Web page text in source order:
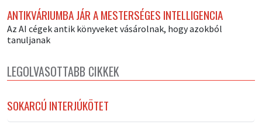
ANTIKVÁRIUMBA JÁR A MESTERSÉGES INTELLIGENCIA
Az AI cégek antik könyveket vásárolnak, hogy azokból
tanuljanak
LEGOLVASOTTABB CIKKEK
SOKARCÚ INTERJÚKÖTET